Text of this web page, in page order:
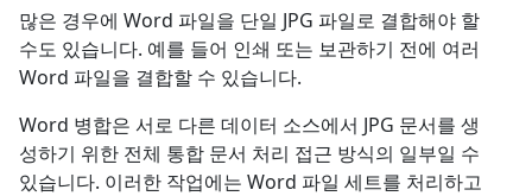
많은 경우에 Word 파일을 단일 JPG 파일로 결합해야 할
수도 있습니다. 예를 들어 인쇄 또는 보관하기 전에 여러
Word 파일을 결합할 수 있습니다.
Word 병합은 서로 다른 데이터 소스에서 JPG 문서를 생
성하기 위한 전체 통합 문서 처리 접근 방식의 일부일 수
있습니다. 이러한 작업에는 Word 파일 세트를 처리하고